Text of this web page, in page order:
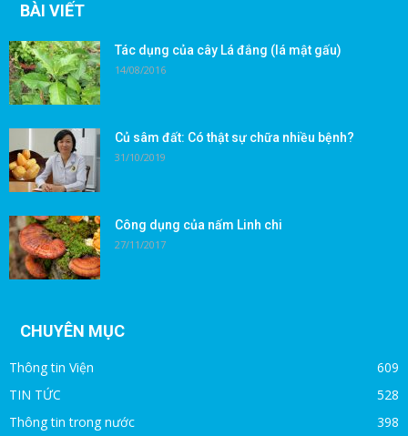
BÀI VIẾT
Tác dụng của cây Lá đắng (lá mật gấu)
14/08/2016
Củ sâm đất: Có thật sự chữa nhiều bệnh?
31/10/2019
Công dụng của nấm Linh chi
27/11/2017
CHUYÊN MỤC
Thông tin Viện
609
TIN TỨC
528
Thông tin trong nước
398